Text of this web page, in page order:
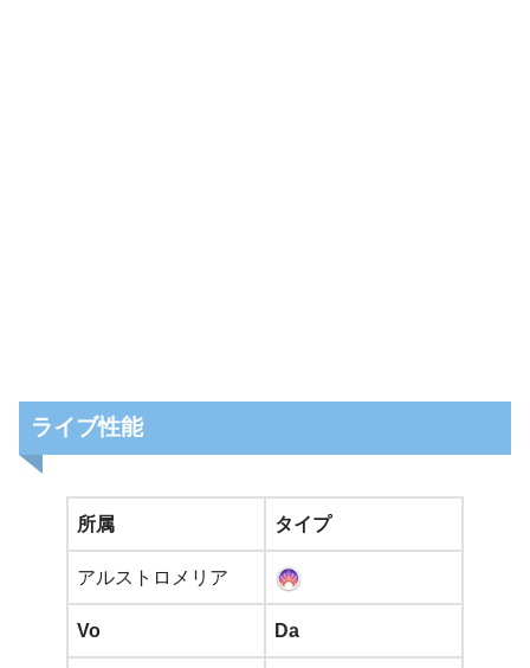
ライブ性能
所属 タイプ
アルストロメリア
Vo Da